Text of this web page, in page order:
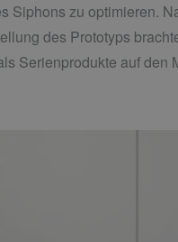
Siphons zu optimieren.
des Prototyps
Serienprodukte auf den